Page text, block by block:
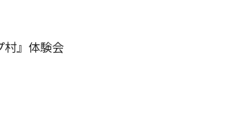
村』体験会